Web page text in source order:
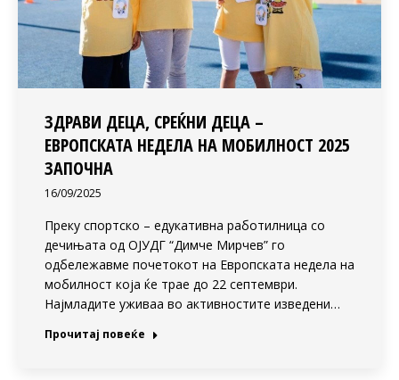
ЗДРАВИ ДЕЦА, СРЕЌНИ ДЕЦА –
ЕВРОПСКАТА НЕДЕЛА НА МОБИЛНОСТ 2025
ЗАПОЧНА
16/09/2025
Преку спортско – едукативна работилница со
дечињата од ОЈУДГ “Димче Мирчев” го
одбележавме почетокот на Европската недела на
мобилност која ќе трае до 22 септември.
Најмладите уживаа во активностите изведени…
Прочитај повеќе